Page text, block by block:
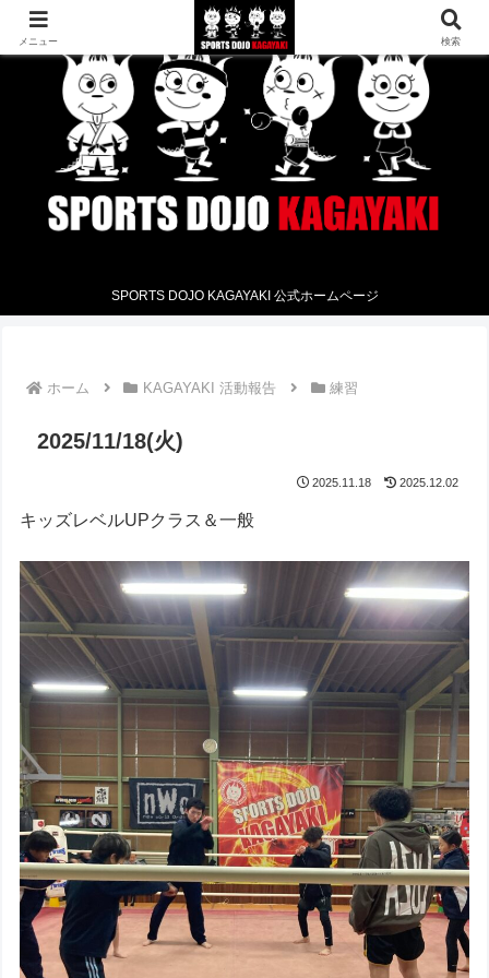
SPORTS DOJO KAGAYAKI 公式ホームページ
ホーム KAGAYAKI 活動報告 練習
2025/11/18(火)
2025.11.18 2025.12.02
キッズレベルUPクラス＆一般
メニュー 検索